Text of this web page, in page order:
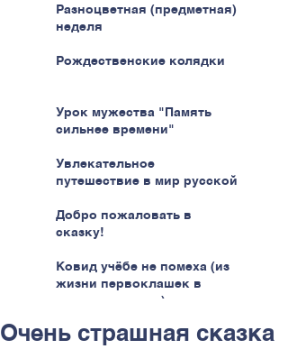
Разноцветная (предметная)
неделя
Рождественские колядки
Урок мужества "Память
сильнее времени"
Увлекательное
путешествие в мир русской
Добро пожаловать в
сказку!
Ковид учёбе не помеха (из
жизни первоклашек в
эпоху пандемии)
Очень страшная сказка